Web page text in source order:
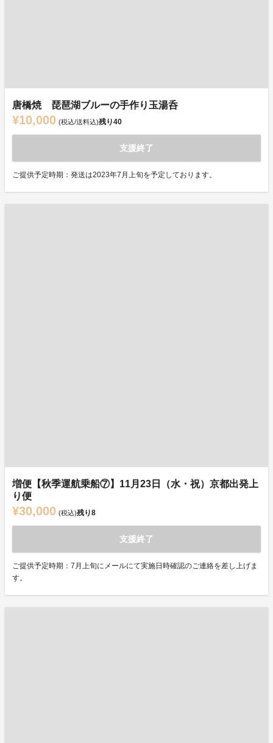
唐橋焼 琵琶湖ブルーの手作り玉湯呑
¥10,000 (税込/送料込)残り40
支援終了
ご提供予定時期：発送は2023年7月上旬を予定しております。
増便【秋季運航乗船⑦】11月23日（水・祝）京都出発上
り便
¥30,000 (税込)残り8
支援終了
ご提供予定時期：7月上旬にメールにて実施日時確認のご連絡を差し上げま
す。